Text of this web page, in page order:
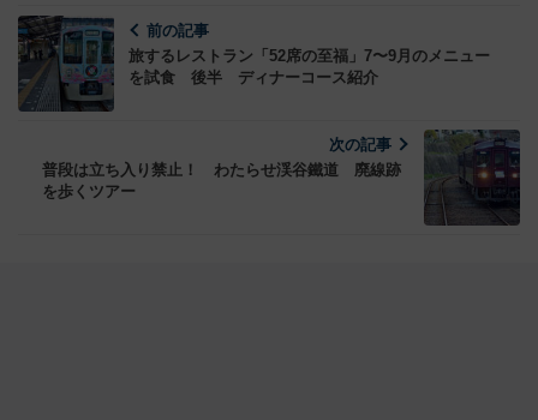
前の記事
旅するレストラン「52席の至福」7〜9月のメニュー
を試食 後半 ディナーコース紹介
次の記事
普段は立ち入り禁止！ わたらせ渓谷鐵道 廃線跡
を歩くツアー